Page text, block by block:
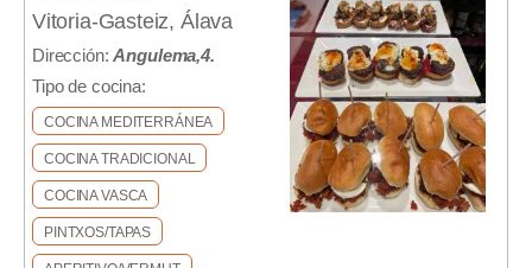
Vitoria-Gasteiz, Álava
Dirección:Angulema,4.
Tipo de cocina:
COCINA MEDITERRÁNEA
COCINA TRADICIONAL
COCINA VASCA
PINTXOS/TAPAS